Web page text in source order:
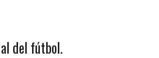
del fútbol.